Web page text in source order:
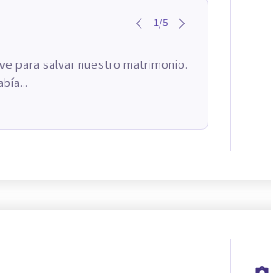
1/5
para salvar nuestro matrimonio.